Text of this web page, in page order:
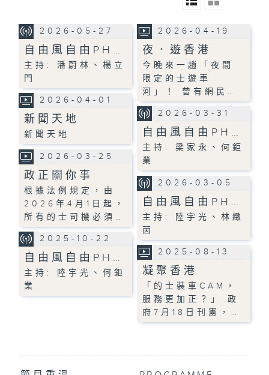
2026-05-27
自由風自由PH…
主持: 潘蔚林、楊立
門
2026-04-19
夜．遊香港
今晚來一趟「夜間
限定的士遊車
河」！ 曾有網民…
2026-04-01
新聞天地
新聞天地
2026-03-31
自由風自由PH…
主持: 梁家永、何鉅
業
2026-03-25
政正關你事
根據法例規定，由
2026年4月1日起，
所有的士司機必須…
2026-03-05
自由風自由PH…
主持: 陸宇光、林緻
茵
2025-10-22
自由風自由PH…
主持: 陸宇光、何鉅
業
2025-08-13
凝聚香港
「的士裝車CAM，
服務更加正？」 政
府7月18日刊憲，…